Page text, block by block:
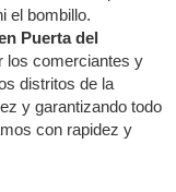
el bombillo.
Puerta del
los comerciantes y
distritos de la
y garantizando todo
con rapidez y